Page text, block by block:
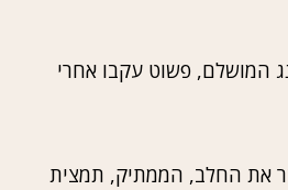
המושלם, פשוט עקבו אחרי
את החלב, הממתיק, תמצית